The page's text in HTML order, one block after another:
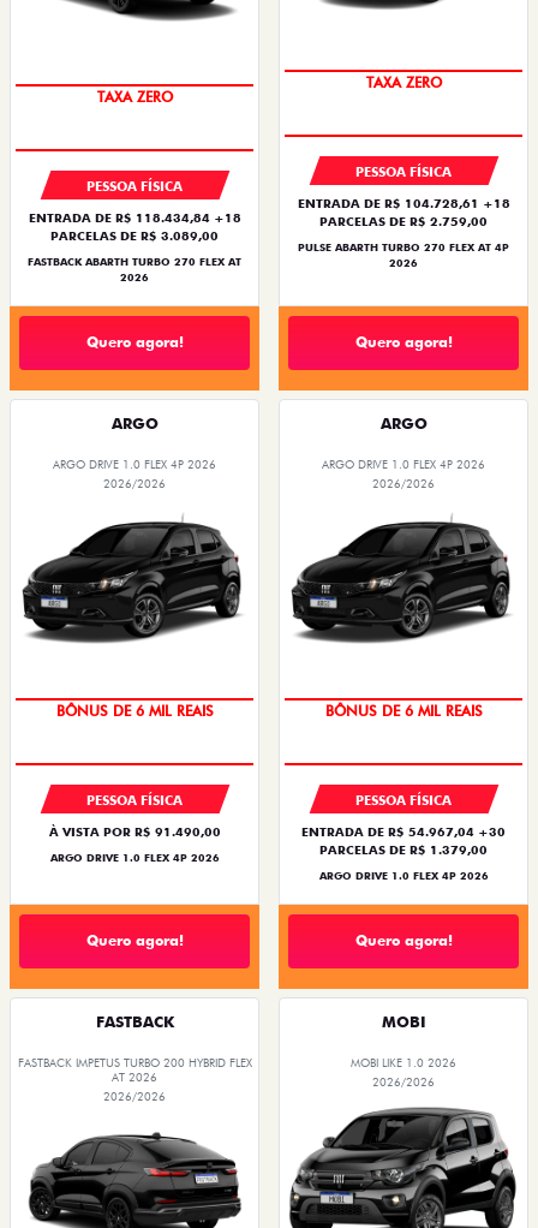
TAXA ZERO
PESSOA FÍSICA
ENTRADA DE R$ 118.434,84 +18
PARCELAS DE R$ 3.089,00
FASTBACK ABARTH TURBO 270 FLEX AT
2026
Quero agora!
TAXA ZERO
PESSOA FÍSICA
ENTRADA DE R$ 104.728,61 +18
PARCELAS DE R$ 2.759,00
PULSE ABARTH TURBO 270 FLEX AT 4P
2026
Quero agora!
ARGO
ARGO DRIVE 1.0 FLEX 4P 2026
2026/2026
BÔNUS DE 6 MIL REAIS
PESSOA FÍSICA
À VISTA POR R$ 91.490,00
ARGO DRIVE 1.0 FLEX 4P 2026
Quero agora!
ARGO
ARGO DRIVE 1.0 FLEX 4P 2026
2026/2026
BÔNUS DE 6 MIL REAIS
PESSOA FÍSICA
ENTRADA DE R$ 54.967,04 +30
PARCELAS DE R$ 1.379,00
ARGO DRIVE 1.0 FLEX 4P 2026
Quero agora!
FASTBACK
FASTBACK IMPETUS TURBO 200 HYBRID FLEX
AT 2026
2026/2026
MOBI
MOBI LIKE 1.0 2026
2026/2026